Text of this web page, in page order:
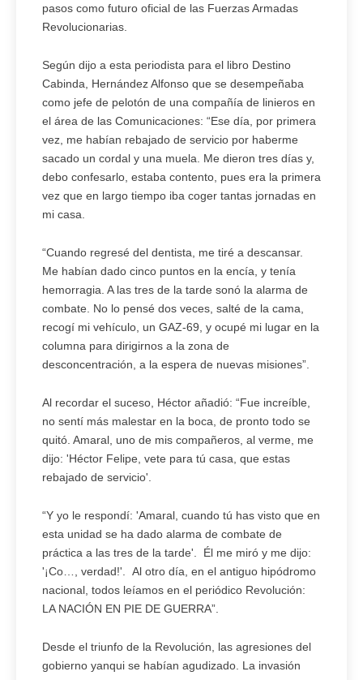
pasos como futuro oficial de las Fuerzas Armadas
Revolucionarias.
Según dijo a esta periodista para el libro Destino
Cabinda, Hernández Alfonso que se desempeñaba
como jefe de pelotón de una compañía de linieros en
el área de las Comunicaciones: “Ese día, por primera
vez, me habían rebajado de servicio por haberme
sacado un cordal y una muela. Me dieron tres días y,
debo confesarlo, estaba contento, pues era la primera
vez que en largo tiempo iba coger tantas jornadas en
mi casa.
“Cuando regresé del dentista, me tiré a descansar.
Me habían dado cinco puntos en la encía, y tenía
hemorragia. A las tres de la tarde sonó la alarma de
combate. No lo pensé dos veces, salté de la cama,
recogí mi vehículo, un GAZ-69, y ocupé mi lugar en la
columna para dirigirnos a la zona de
desconcentración, a la espera de nuevas misiones”.
Al recordar el suceso, Héctor añadió: “Fue increíble,
no sentí más malestar en la boca, de pronto todo se
quitó. Amaral, uno de mis compañeros, al verme, me
dijo: 'Héctor Felipe, vete para tú casa, que estas
rebajado de servicio'.
“Y yo le respondí: 'Amaral, cuando tú has visto que en
esta unidad se ha dado alarma de combate de
práctica a las tres de la tarde'. Él me miró y me dijo:
'¡Co…, verdad!'. Al otro día, en el antiguo hipódromo
nacional, todos leíamos en el periódico Revolución:
LA NACIÓN EN PIE DE GUERRA”.
Desde el triunfo de la Revolución, las agresiones del
gobierno yanqui se habían agudizado. La invasión